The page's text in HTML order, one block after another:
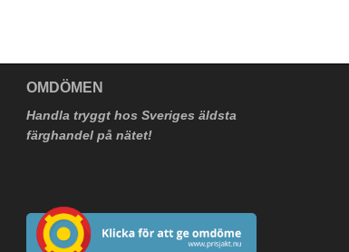
OMDÖMEN
Handla tryggt hos Sveriges äldsta
färghandel på nätet!